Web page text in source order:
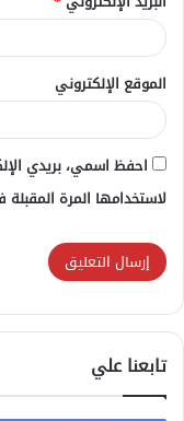
الموقع الإلكتروني
احفظ اسمي، بريدي
لاستخدامها المرة
تابعنا علي